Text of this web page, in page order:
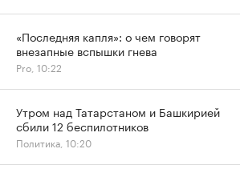
«Последняя капля»: о чем говорят
внезапные вспышки гнева
Pro, 10:22
Утром над Татарстаном и Башкирией
сбили 12 беспилотников
Политика, 10:20